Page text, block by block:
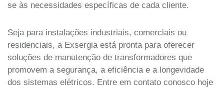
se às necessidades específicas de cada cliente.
Seja para instalações industriais, comerciais ou
residenciais, a Exsergia está pronta para oferecer
soluções de manutenção de transformadores que
promovem a segurança, a eficiência e a longevidade
dos sistemas elétricos. Entre em contato conosco hoje